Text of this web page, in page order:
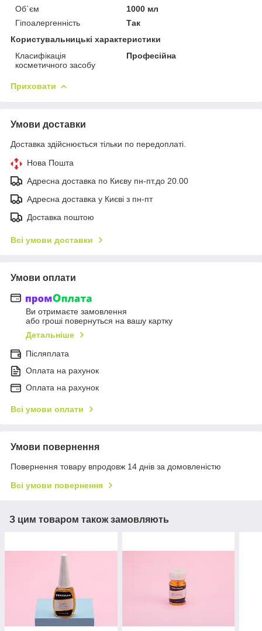
Об`єм
1000 мл
Гіпоалергенність
Так
Користувальницькі характеристики
Класифікація
косметичного засобу
Професійна
Приховати
Умови доставки
Доставка здійснюється тільки по передоплаті.
Нова Пошта
Адресна доставка по Києву пн-пт.до 20.00
Адресна доставка у Києві з пн-пт
Доставка поштою
Всі умови доставки
Умови оплати
Ви отримаєте замовлення
або гроші повернуться на вашу картку
Детальніше
Післяплата
Оплата на рахунок
Оплата на рахунок
Всі умови оплати
Умови повернення
Повернення товару впродовж 14 днів за домовленістю
Всі умови повернення
З цим товаром також замовляють